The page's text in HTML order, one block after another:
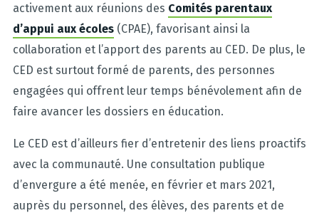
activement aux réunions des Comités parentaux
d’appui aux écoles(CPAE), favorisant ainsi la
collaboration et l’apport des parents au CED. De plus, le
CED est surtout formé de parents, des personnes
engagées qui offrent leur temps bénévolement afin de
faire avancer les dossiers en éducation.
Le CED est d’ailleurs fier d’entretenir des liens proactifs
avec la communauté. Une consultation publique
d’envergure a été menée, en février et mars 2021,
auprès du personnel, des élèves, des parents et de